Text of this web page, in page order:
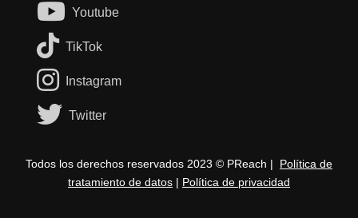
Youtube
TikTok
Instagram
Twitter
Todos los derechos reservados 2023 © PReach | Política de
tratamiento de datos | Política de privacidad